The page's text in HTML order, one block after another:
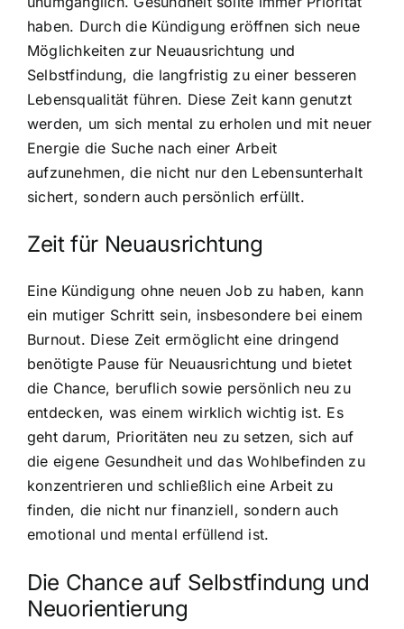
haben. Durch die Kündigung eröffnen sich neue
Möglichkeiten zur Neuausrichtung und
Selbstfindung, die langfristig zu einer besseren
Lebensqualität führen. Diese Zeit kann genutzt
werden, um sich mental zu erholen und mit neuer
Energie die Suche nach einer Arbeit
aufzunehmen, die nicht nur den Lebensunterhalt
sichert, sondern auch persönlich erfüllt.
Zeit für Neuausrichtung
Eine Kündigung ohne neuen Job zu haben, kann
ein mutiger Schritt sein, insbesondere bei einem
Burnout. Diese Zeit ermöglicht eine dringend
benötigte Pause für Neuausrichtung und bietet
die Chance, beruflich sowie persönlich neu zu
entdecken, was einem wirklich wichtig ist. Es
geht darum, Prioritäten neu zu setzen, sich auf
die eigene Gesundheit und das Wohlbefinden zu
konzentrieren und schließlich eine Arbeit zu
finden, die nicht nur finanziell, sondern auch
emotional und mental erfüllend ist.
Die Chance auf Selbstfindung und
Neuorientierung